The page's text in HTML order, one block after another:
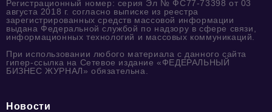
Регистрационный номер: серия Эл № ФС77-73398 от 03
августа 2018 г. согласно выписке из реестра
зарегистрированных средств массовой информации
выдана Федеральной службой по надзору в сфере связи,
информационных технологий и массовых коммуникаций.
При использовании любого материала с данного сайта
гипер-ссылка на Сетевое издание «ФЕДЕРАЛЬНЫЙ
БИЗНЕС ЖУРНАЛ» обязательна.
Новости